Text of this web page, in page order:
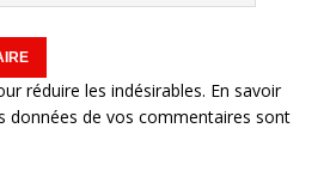
réduire les indésirables. En savoir
données de vos commentaires sont